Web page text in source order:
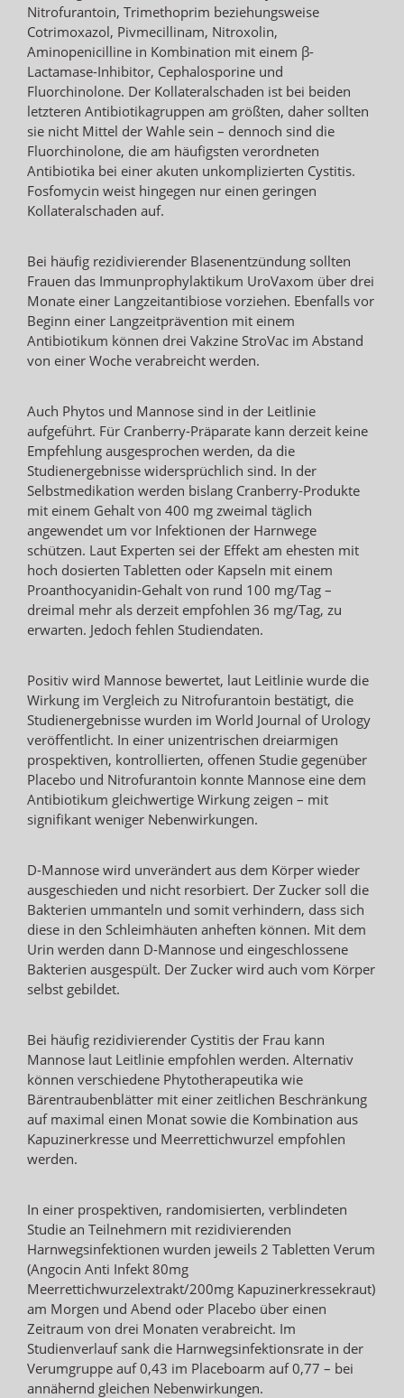
Nitrofurantoin, Trimethoprim beziehungsweise
Cotrimoxazol, Pivmecillinam, Nitroxolin,
Aminopenicilline in Kombination mit einem β-
Lactamase-Inhibitor, Cephalosporine und
Fluorchinolone. Der Kollateralschaden ist bei beiden
letzteren Antibiotikagruppen am größten, daher sollten
sie nicht Mittel der Wahle sein – dennoch sind die
Fluorchinolone, die am häufigsten verordneten
Antibiotika bei einer akuten unkomplizierten Cystitis.
Fosfomycin weist hingegen nur einen geringen
Kollateralschaden auf.
Bei häufig rezidivierender Blasenentzündung sollten
Frauen das Immunprophylaktikum UroVaxom über drei
Monate einer Langzeitantibiose vorziehen. Ebenfalls vor
Beginn einer Langzeitprävention mit einem
Antibiotikum können drei Vakzine StroVac im Abstand
von einer Woche verabreicht werden.
Auch Phytos und Mannose sind in der Leitlinie
aufgeführt. Für Cranberry-Präparate kann derzeit keine
Empfehlung ausgesprochen werden, da die
Studienergebnisse widersprüchlich sind. In der
Selbstmedikation werden bislang Cranberry-Produkte
mit einem Gehalt von 400 mg zweimal täglich
angewendet um vor Infektionen der Harnwege
schützen. Laut Experten sei der Effekt am ehesten mit
hoch dosierten Tabletten oder Kapseln mit einem
Proanthocyanidin-Gehalt von rund 100 mg/Tag –
dreimal mehr als derzeit empfohlen 36 mg/Tag, zu
erwarten. Jedoch fehlen Studiendaten.
Positiv wird Mannose bewertet, laut Leitlinie wurde die
Wirkung im Vergleich zu Nitrofurantoin bestätigt, die
Studienergebnisse wurden im World Journal of Urology
veröffentlicht. In einer unizentrischen dreiarmigen
prospektiven, kontrollierten, offenen Studie gegenüber
Placebo und Nitrofurantoin konnte Mannose eine dem
Antibiotikum gleichwertige Wirkung zeigen – mit
signifikant weniger Nebenwirkungen.
D-Mannose wird unverändert aus dem Körper wieder
ausgeschieden und nicht resorbiert. Der Zucker soll die
Bakterien ummanteln und somit verhindern, dass sich
diese in den Schleimhäuten anheften können. Mit dem
Urin werden dann D-Mannose und eingeschlossene
Bakterien ausgespült. Der Zucker wird auch vom Körper
selbst gebildet.
Bei häufig rezidivierender Cystitis der Frau kann
Mannose laut Leitlinie empfohlen werden. Alternativ
können verschiedene Phytotherapeutika wie
Bärentraubenblätter mit einer zeitlichen Beschränkung
auf maximal einen Monat sowie die Kombination aus
Kapuzinerkresse und Meerrettichwurzel empfohlen
werden.
In einer prospektiven, randomisierten, verblindeten
Studie an Teilnehmern mit rezidivierenden
Harnwegsinfektionen wurden jeweils 2 Tabletten Verum
(Angocin Anti Infekt 80mg
Meerrettichwurzelextrakt/200mg Kapuzinerkressekraut)
am Morgen und Abend oder Placebo über einen
Zeitraum von drei Monaten verabreicht. Im
Studienverlauf sank die Harnwegsinfektionsrate in der
Verumgruppe auf 0,43 im Placeboarm auf 0,77 – bei
annähernd gleichen Nebenwirkungen.